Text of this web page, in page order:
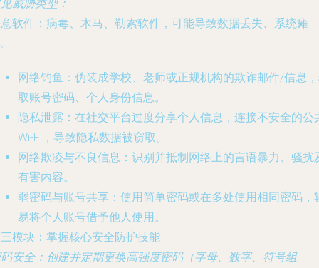
威胁类型：
软件 ：病毒、木马、勒索软件，可能导致数据丢失、系统瘫
网络钓鱼 ：伪装成学校、老师或正规机构的欺诈邮件/信息
取账号密码、个人身份信息。
隐私泄露 ：在社交平台过度分享个人信息，连接不安全的公
Wi-Fi，导致隐私数据被窃取。
网络欺凌与不良信息 ：识别并抵制网络上的言语暴力、骚扰
有害内容。
弱密码与账号共享 ：使用简单密码或在多处使用相同密码，
易将个人账号借予他人使用。
模块：掌握核心安全防护技能
安全：创建并定期更换高强度密码（字母、数字、符号组